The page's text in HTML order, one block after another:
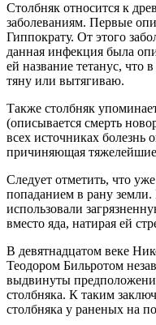
Столбняк относится к
заболеваниям. Первые
Гиппократу. От этого
данная инфекция была
ей название тетанус, что
тяну или вытягиваю.
Также столбняк
(описывается смерть
всех источниках болезнь
причиняющая тяжелейшие
Следует отметить, что
попаданием в рану
использовали
вместо яда, натирая ей
В девятнадцатом веке
Теодором Бильротом
выдвинуты
столбняка. К таким
столбняка у раненых на